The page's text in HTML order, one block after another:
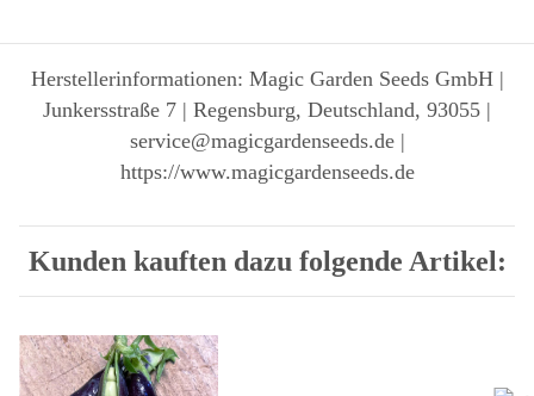
Herstellerinformationen: Magic Garden Seeds GmbH |
Junkersstraße 7 | Regensburg, Deutschland, 93055 |
service@magicgardenseeds.de |
https://www.magicgardenseeds.de
Kunden kauften dazu folgende Artikel: